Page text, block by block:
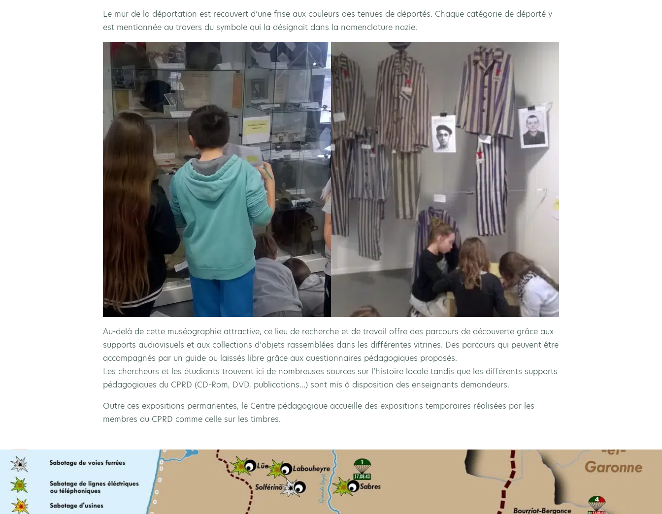
Le mur de la déportation est recouvert d’une frise aux couleurs des tenues de déportés. Chaque catégorie de déporté y
est mentionnée au travers du symbole qui la désignait dans la nomenclature nazie.
Au-delà de cette muséographie attractive, ce lieu de recherche et de travail offre des parcours de découverte grâce aux
supports audiovisuels et aux collections d’objets rassemblées dans les différentes vitrines. Des parcours qui peuvent être
accompagnés par un guide ou laissés libre grâce aux questionnaires pédagogiques proposés.
Les chercheurs et les étudiants trouvent ici de nombreuses sources sur l’histoire locale tandis que les différents supports
pédagogiques du CPRD (CD-Rom, DVD, publications…) sont mis à disposition des enseignants demandeurs.
Outre ces expositions permanentes, le Centre pédagogique accueille des expositions temporaires réalisées par les
membres du CPRD comme celle sur les timbres.